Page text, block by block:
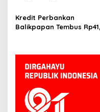
Siapkan Peternak Baru
Kredit Perbankan
Balikpapan Tembus